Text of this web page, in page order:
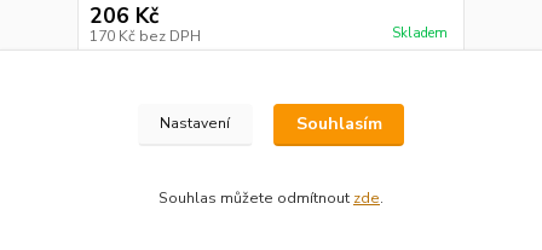
206 Kč
170 Kč bez DPH Skladem
z 1
Nastavení Souhlasím
Souhlas můžete odmítnout zde.